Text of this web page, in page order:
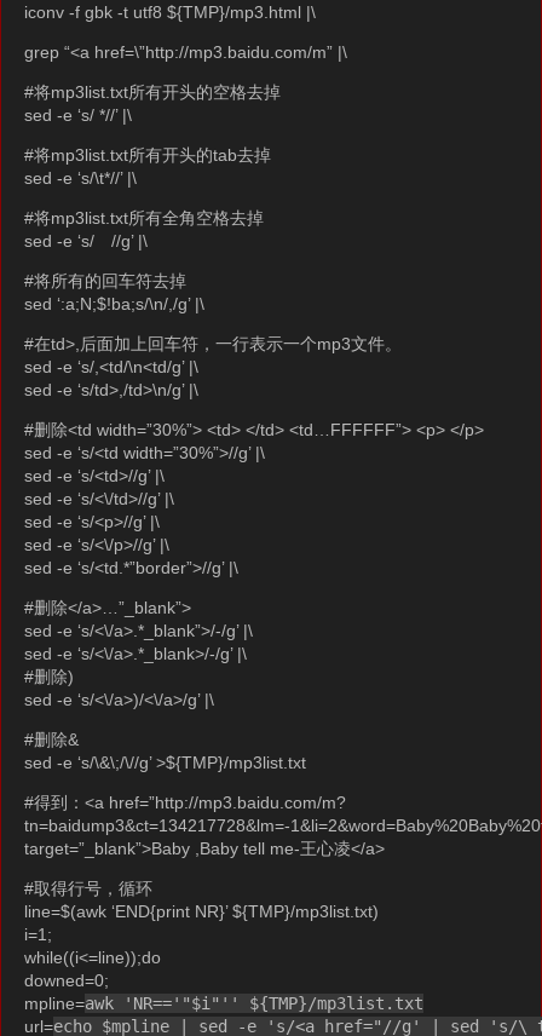
iconv -f gbk -t utf8 ${TMP}/mp3.html |\
grep “<a href=\”http://mp3.baidu.com/m” |\
#将mp3list.txt所有开头的空格去掉
sed -e ‘s/ *//’ |\
#将mp3list.txt所有开头的tab去掉
sed -e ‘s/\t*//’ |\
#将mp3list.txt所有全角空格去掉
sed -e ‘s/ //g’ |\
#将所有的回车符去掉
sed ‘:a;N;$!ba;s/\n/,/g’ |\
#在td>,后面加上回车符，一行表示一个mp3文件。
sed -e ‘s/,<td/\n<td/g’ |\
sed -e ‘s/td>,/td>\n/g’ |\
#删除<td width=”30%”> <td> </td> <td…FFFFFF”> <p> </p>
sed -e ‘s/<td width=”30%”>//g’ |\
sed -e ‘s/<td>//g’ |\
sed -e ‘s/<\/td>//g’ |\
sed -e ‘s/<p>//g’ |\
sed -e ‘s/<\/p>//g’ |\
sed -e ‘s/<td.*”border”>//g’ |\
#删除</a>…”_blank”>
sed -e ‘s/<\/a>.*_blank”>/-/g’ |\
sed -e ‘s/<\/a>.*_blank>/-/g’ |\
#删除)
sed -e ‘s/<\/a>)/<\/a>/g’ |\
#删除&
sed -e ‘s/\&\;/\//g’ >${TMP}/mp3list.txt
#得到：<a href=”http://mp3.baidu.com/m?
tn=baidump3&ct=134217728&lm=-
target=”_blank”>Baby ,Baby tell me-王心凌</a>
#取得行号，循环
line=$(awk ‘END{print NR}’ ${TMP}/mp3list.txt)
i=1;
while((i<=line));do
downed=0;
mpline=awk 'NR=='"$i"'' ${TMP}/mp3list.txt
url=echo $mpline | sed -e 's/<a href="//g' | sed